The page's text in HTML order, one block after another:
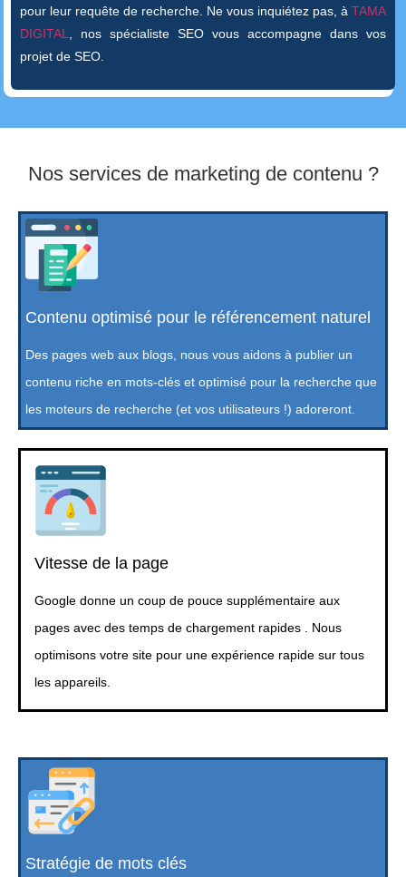
pour leur requête de recherche. Ne vous inquiétez pas, à TAMA
DIGITAL
, nos spécialiste SEO vous accompagne dans vos
projet de SEO.
Nos services de marketing de contenu ?
Contenu optimisé pour le référencement naturel
Des pages web aux blogs, nous vous aidons à publier un
contenu riche en mots-clés et optimisé pour la recherche que
les moteurs de recherche (et vos utilisateurs !) adoreront.
Vitesse de la page
Google donne un coup de pouce supplémentaire aux
pages avec des temps de chargement rapides . Nous
optimisons votre site pour une expérience rapide sur tous
les appareils.
Stratégie de mots clés